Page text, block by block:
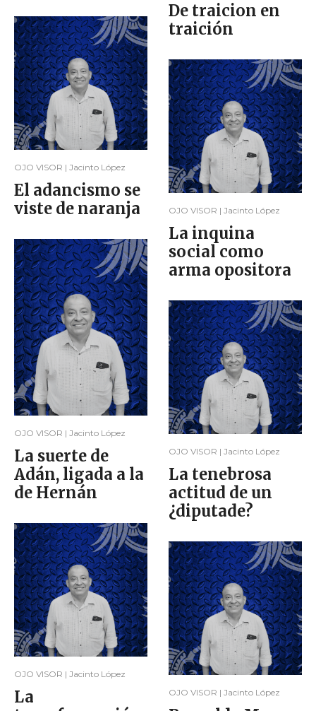
OJO VISOR | Jacinto López
El adancismo se
viste de naranja
OJO VISOR | Jacinto López
La suerte de
Adán, ligada a la
de Hernán
OJO VISOR | Jacinto López
La
De traicion en
traición
OJO VISOR | Jacinto López
La inquina
social como
arma opositora
OJO VISOR | Jacinto López
La tenebrosa
actitud de un
¿diputade?
OJO VISOR | Jacinto López